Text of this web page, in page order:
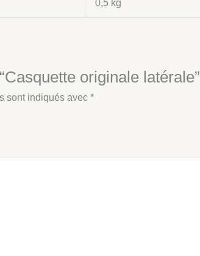
0,5 kg
originale latérale”
sont indiqués avec *